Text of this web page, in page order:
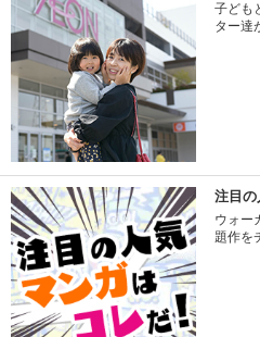
子ども
ター達
注目の
ウォー
題作を